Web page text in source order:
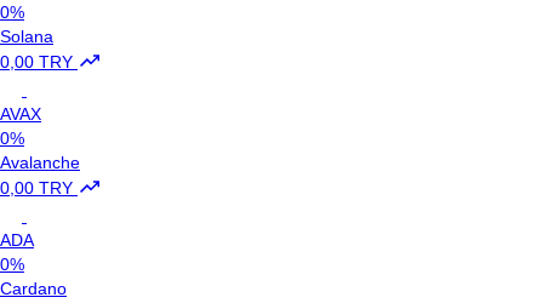
0%
Solana
0,00 TRY
AVAX
0%
Avalanche
0,00 TRY
ADA
0%
Cardano